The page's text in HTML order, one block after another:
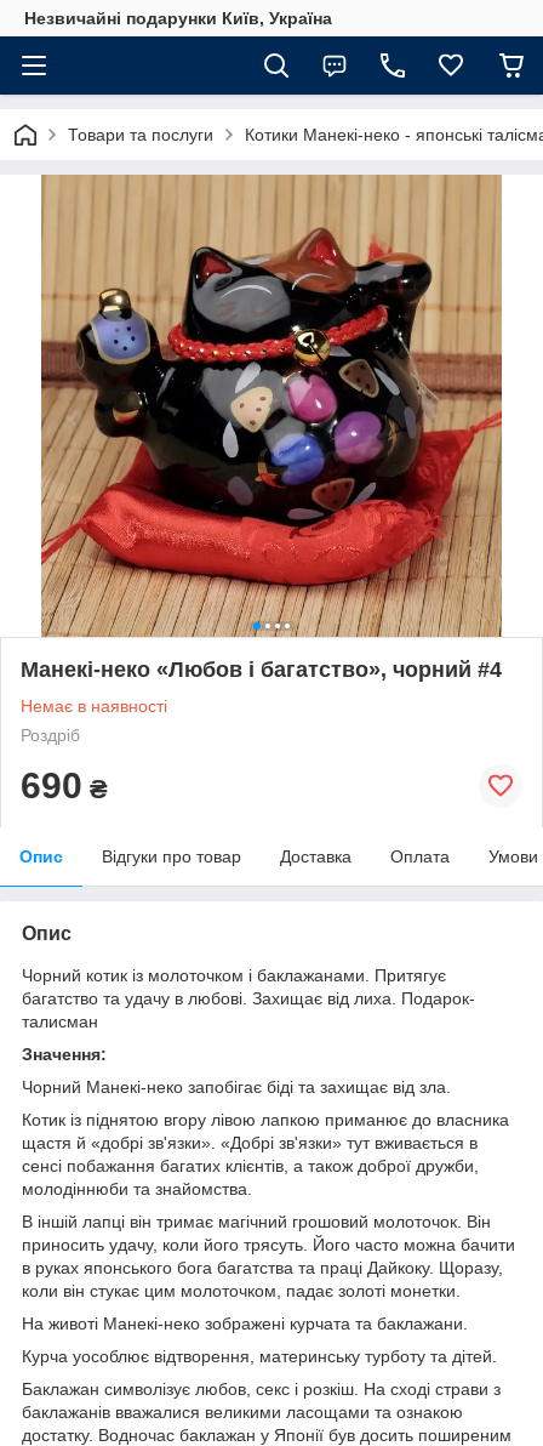
Незвичайні подарунки Київ, Україна
Товари та послуги Котики Манекі-неко - японські
Манекі-неко «Любов і багатство», чорний #4
Немає в наявності
Роздріб
690 ₴
Опис Відгуки про товар Доставка Оплата Умови
Опис
Чорний котик із молоточком і баклажанами. Притягує
багатство та удачу в любові. Захищає від лиха. Подарок-
талисман
Значення:
Чорний Манекі-неко запобігає біді та захищає від зла.
Котик із піднятою вгору лівою лапкою приманює до власника
щастя й «добрі зв'язки». «Добрі зв'язки» тут вживається в
сенсі побажання багатих клієнтів, а також доброї дружби,
молодіннюби та знайомства.
В іншій лапці він тримає магічний грошовий молоточок. Він
приносить удачу, коли його трясуть. Його часто можна бачити
в руках японського бога багатства та праці Дайкоку. Щоразу,
коли він стукає цим молоточком, падає золоті монетки.
На животі Манекі-неко зображені курчата та баклажани.
Курча уособлює відтворення, материнську турботу та дітей.
Баклажан символізує любов, секс і розкіш. На сході страви з
баклажанів вважалися великими ласощами та ознакою
достатку. Водночас баклажан у Японії був досить поширеним